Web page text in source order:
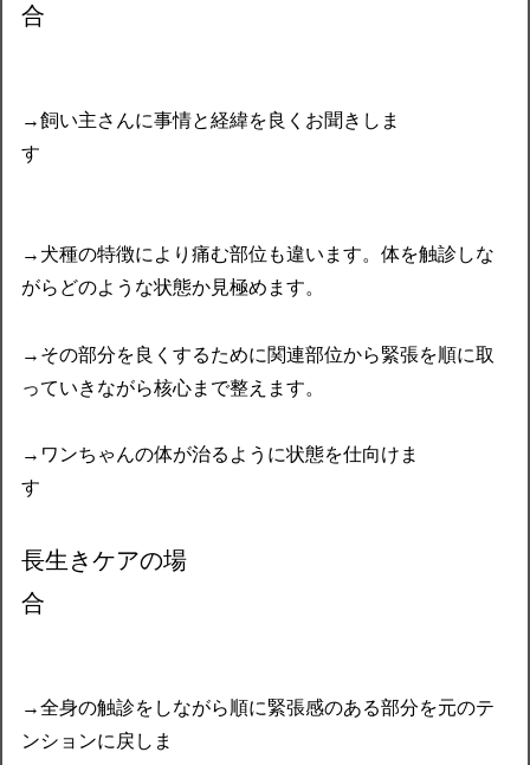
合
→飼い主さんに事情と経緯を良くお聞きしま
す
→犬種の特徴により痛む部位も違います。体を触診しな
がらどのような状態か見極めます。
→その部分を良くするために関連部位から緊張を順に取
っていきながら核心まで整えます。
→ワンちゃんの体が治るように状態を仕向けま
す
長生きケアの場
合
→全身の触診をしながら順に緊張感のある部分を元のテ
ンションに戻しま